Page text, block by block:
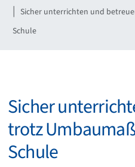
Sicher unterrichten und
Schule
Sicher
trotz
Schule